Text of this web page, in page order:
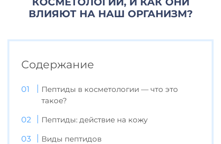
ВЛИЯЮТ НА НАШ ОРГАНИЗМ?
Содержание
Пептиды в косметологии — что это
такое?
Пептиды: действие на кожу
Виды пептидов